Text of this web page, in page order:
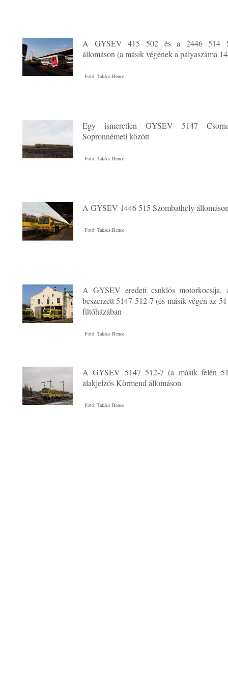
A GYSEV 415 502 és a 2446 514
állomáson (a másik végének a pályaszáma
Fotó: Takács Bence
Egy ismeretlen GYSEV 5147
Sopronnémeti között
Fotó: Takács Bence
A GYSEV 1446 515 Szombathely
Fotó: Takács Bence
A GYSEV eredeti csuklós motorkocsija,
beszerzett 5147 512-7 (és másik végén az
fűtőházában
Fotó: Takács Bence
A GYSEV 5147 512-7 (a másik felén
alakjelzős Körmend állomáson
Fotó: Takács Bence